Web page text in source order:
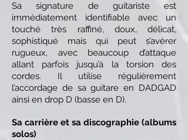
Sa signature de guitariste est
immédiatement identifiable avec un
touché très raffiné, doux, délicat,
sophistiqué mais qui peut s’avérer
rugueux, avec beaucoup d’attaque
allant parfois jusqu’à la torsion des
cordes. Il utilise régulièrement
l’accordage de sa guitare en DADGAD
ainsi en drop D (basse en D).
Sa carrière et sa discographie (albums
solos)